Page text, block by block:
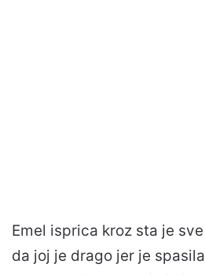
Emel isprica kroz sta je
da joj je drago jer je